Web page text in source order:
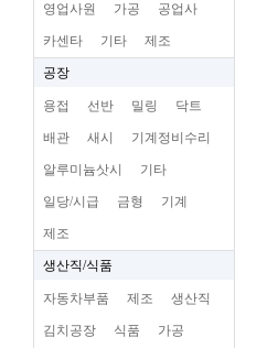
영업사원 가공 공업사
카센타 기타 제조
공장
용접 선반 밀링 닥트
배관 새시 기계정비수리
알루미늄삿시 기타
일당/시급 금형 기계
제조
생산직/식품
자동차부품 제조 생산직
김치공장 식품 가공